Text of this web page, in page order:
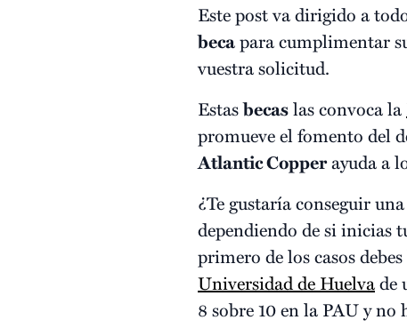
Este post va dirigido a
becapara cumplimentar
vuestra solicitud.
Estasbecaslas convoca la
promueve el fomento del
Atlantic Copperayuda a
¿Te gustaría conseguir
dependiendo de si inicias
primero de los casos
Universidad de Huelvade
8 sobre 10 en la PAU y